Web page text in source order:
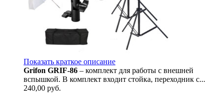
Показать краткое описание
Grifon GRIF-86 – комплект для работы с внешней
вспышкой. В комплект входит стойка, переходник с...
240,00 руб.